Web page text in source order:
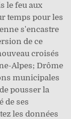
le feu aux
temps pour les
s'encastre
de ce
croisés
Alpes; Drôme
municipales
pousser la
de ses
les données